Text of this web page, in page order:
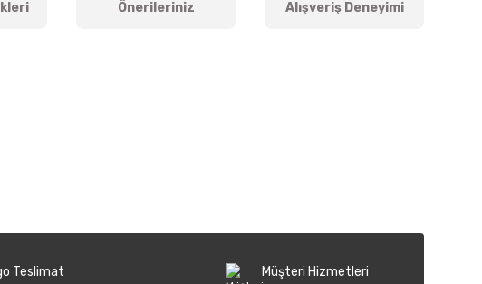
Önerileriniz Alışveriş Deneyimi
Teslimat Müşteri Hizmetleri